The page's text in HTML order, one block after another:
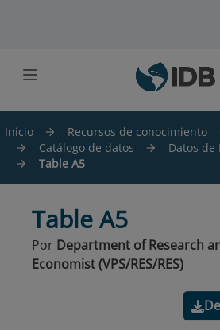
Inicio Recursos de conocimiento
Catálogo de datos
Datos de
Table A5
Table A5
Por Department of Research
Economist (VPS/RES/RES)